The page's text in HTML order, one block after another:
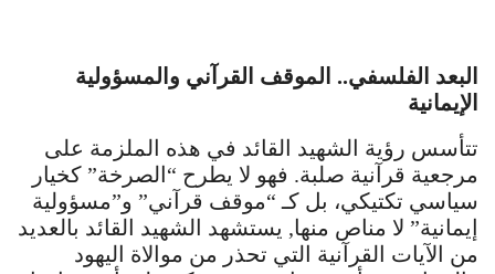
البعد الفلسفي.. الموقف القرآني والمسؤولية
الإيمانية
تتأسس رؤية الشهيد القائد في هذه الملزمة على
مرجعية قرآنية صلبة. فهو لا يطرح “الصرخة” كخيار
سياسي تكتيكي، بل كـ “موقف قرآني” و”مسؤولية
إيمانية” لا مناص منها, يستشهد الشهيد القائد بالعديد
من الآيات القرآنية التي تحذر من موالاة اليهود